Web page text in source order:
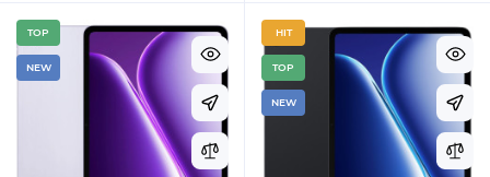
TOP
NEW
HIT
TOP
NEW